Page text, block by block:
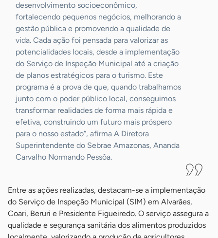
desenvolvimento socioeconômico,
fortalecendo pequenos negócios, melhorando a
gestão pública e promovendo a qualidade de
vida. Cada ação foi pensada para valorizar as
potencialidades locais, desde a implementação
do Serviço de Inspeção Municipal até a criação
de planos estratégicos para o turismo. Este
programa é a prova de que, quando trabalhamos
junto com o poder público local, conseguimos
transformar realidades de forma mais rápida e
efetiva, construindo um futuro mais próspero
para o nosso estado”, afirma A Diretora
Superintendente do Sebrae Amazonas, Ananda
Carvalho Normando Pessôa.
Entre as ações realizadas, destacam-se a implementação
do Serviço de Inspeção Municipal (SIM) em Alvarães,
Coari, Beruri e Presidente Figueiredo. O serviço assegura a
qualidade e segurança sanitária dos alimentos produzidos